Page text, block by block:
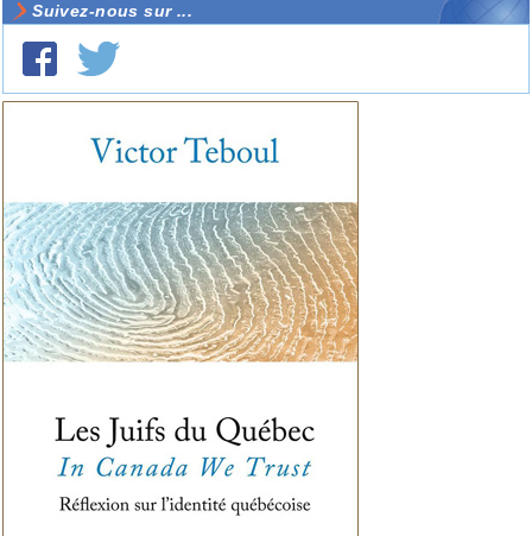
Suivez-nous sur ...